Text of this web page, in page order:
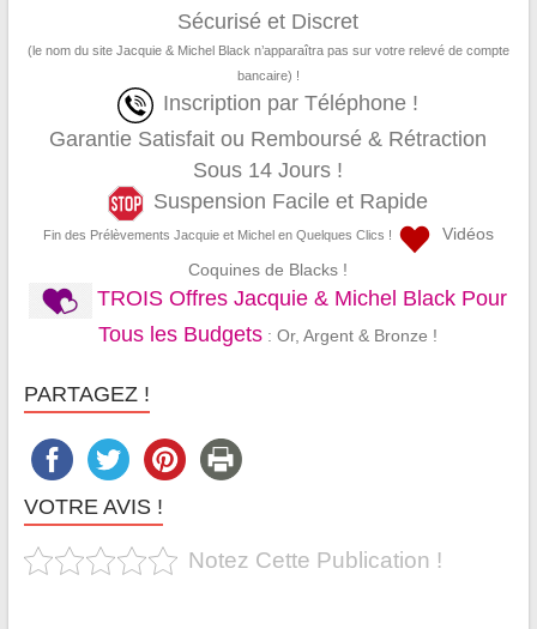
Sécurisé et Discret
(le nom du site Jacquie & Michel Black n’apparaîtra pas sur votre relevé de compte
bancaire) !
Inscription par Téléphone !
Garantie Satisfait ou Remboursé & Rétraction
Sous 14 Jours !
Suspension Facile et Rapide
Fin des Prélèvements Jacquie et Michel en Quelques Clics !
Vidéos
Coquines de Blacks !
TROIS Offres Jacquie & Michel Black Pour
Tous les Budgets : Or, Argent & Bronze !
PARTAGEZ !
VOTRE AVIS !
Notez Cette Publication !